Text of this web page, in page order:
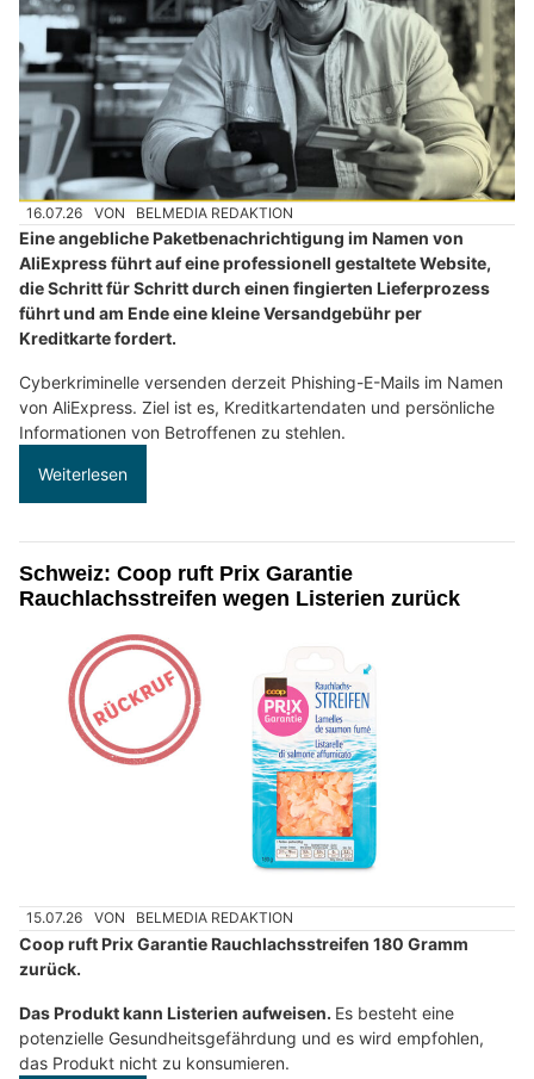
16.07.26 VON BELMEDIA REDAKTION
Eine angebliche Paketbenachrichtigung im Namen von
AliExpress führt auf eine professionell gestaltete Website,
die Schritt für Schritt durch einen fingierten Lieferprozess
führt und am Ende eine kleine Versandgebühr per
Kreditkarte fordert.
Cyberkriminelle versenden derzeit Phishing-E-Mails im Namen
von AliExpress. Ziel ist es, Kreditkartendaten und persönliche
Informationen von Betroffenen zu stehlen.
Weiterlesen
Schweiz: Coop ruft Prix Garantie
Rauchlachsstreifen wegen Listerien zurück
15.07.26 VON BELMEDIA REDAKTION
Coop ruft Prix Garantie Rauchlachsstreifen 180 Gramm
zurück.
Das Produkt kann Listerien aufweisen. Es besteht eine
potenzielle Gesundheitsgefährdung und es wird empfohlen,
das Produkt nicht zu konsumieren.